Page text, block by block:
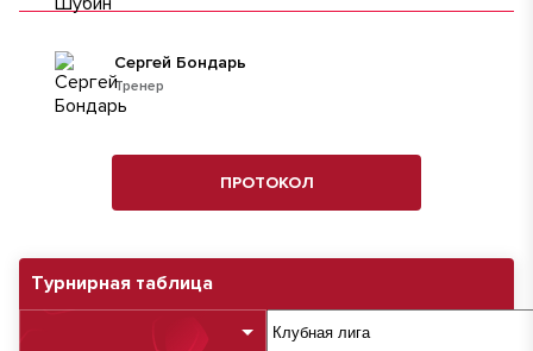
Турнирная таблица
Тренер
Сергей Бондарь
ПРОТОКОЛ